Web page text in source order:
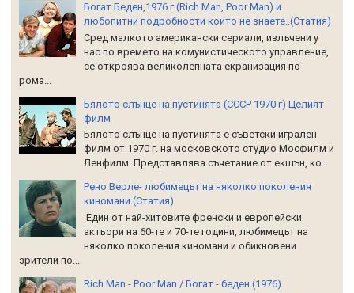
Богат Беден,1976 г (Rich Man, Poor Man) и
любопитни подробности които не знаете..(Статия)
Сред малкото американски сериали, излъчени у
нас по времето на комунистическото управление,
се откроява великолепната екранизация по
рома...
Бялото слънце на пустинята (СССР 1970 г) Целият
филм
Бялото слънце на пустинята е съветски игрален
филм от 1970 г. на московското студио Мосфилм и
Ленфилм. Представлява съчетание от екшън, ко...
Рено Верле- любимецът на няколко поколения
киномани.(Статия)
Един от най-хитовите френски и европейски
актьори на 60-те и 70-те години, любимецът на
няколко поколения киномани и обикновени
зрители по...
Rich Man - Poor Man / Богат - беден (1976)